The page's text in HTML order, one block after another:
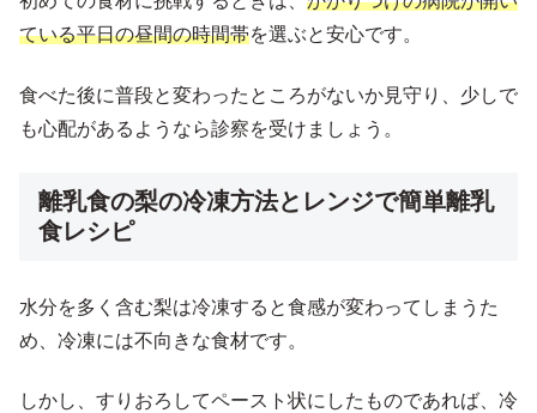
ている平日の昼間の時間帯を選ぶと安心です。
食べた後に普段と変わったところがないか見守り、少しで
も心配があるようなら診察を受けましょう。
離乳食の梨の冷凍方法とレンジで簡単離乳
食レシピ
水分を多く含む梨は冷凍すると食感が変わってしまうた
め、冷凍には不向きな食材です。
しかし、すりおろしてペースト状にしたものであれば、冷